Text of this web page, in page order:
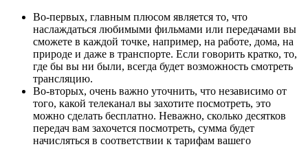
Во-первых, главным плюсом является то, что
наслаждаться любимыми фильмами или передачами вы
сможете в каждой точке, например, на работе, дома, на
природе и даже в транспорте. Если говорить кратко, то,
где бы вы ни были, всегда будет возможность смотреть
трансляцию.
Во-вторых, очень важно уточнить, что независимо от
того, какой телеканал вы захотите посмотреть, это
можно сделать бесплатно. Неважно, сколько десятков
передач вам захочется посмотреть, сумма будет
начисляться в соответствии к тарифам вашего